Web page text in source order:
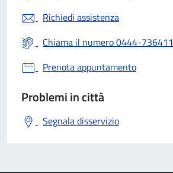
Richiedi assistenza
Chiama il numero 0444-736411
Prenota appuntamento
Problemi in città
Segnala disservizio